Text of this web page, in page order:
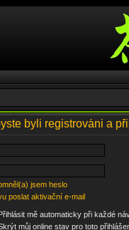
byli registrováni a
jsem heslo
poslat aktivační e-mail
mě automaticky při každé
můj online stav pro toto